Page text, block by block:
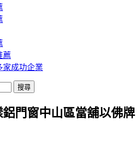
薦
家成功企業
門窗中山區當舖以佛牌